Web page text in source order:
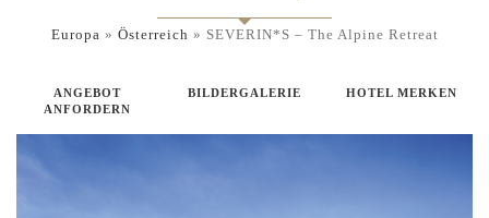
Europa » Österreich » SEVERIN*S – The Alpine Retreat
ANGEBOT
ANFORDERN
BILDERGALERIE HOTEL MERKEN